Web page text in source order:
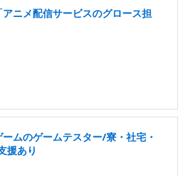
ニメ配信サービスのグロース担
ムのゲームテスター/寮・社宅・
援あり